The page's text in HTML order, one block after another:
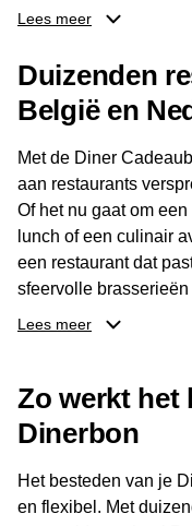
ontvanger eenvoudig
smaak en
alleen een diner,
Lees meer
Duizenden
België en
Met de Diner
aan restaurants
Of het nu gaat om
lunch of een culinair
een restaurant dat
sfeervolle
en gastronomische
buurt, bijvoorbeeld in
De ontvanger kiest
van deze culinaire
niet alleen een diner,
Lees meer
Zo werkt het
Dinerbon
Het besteden van je
en flexibel. Met